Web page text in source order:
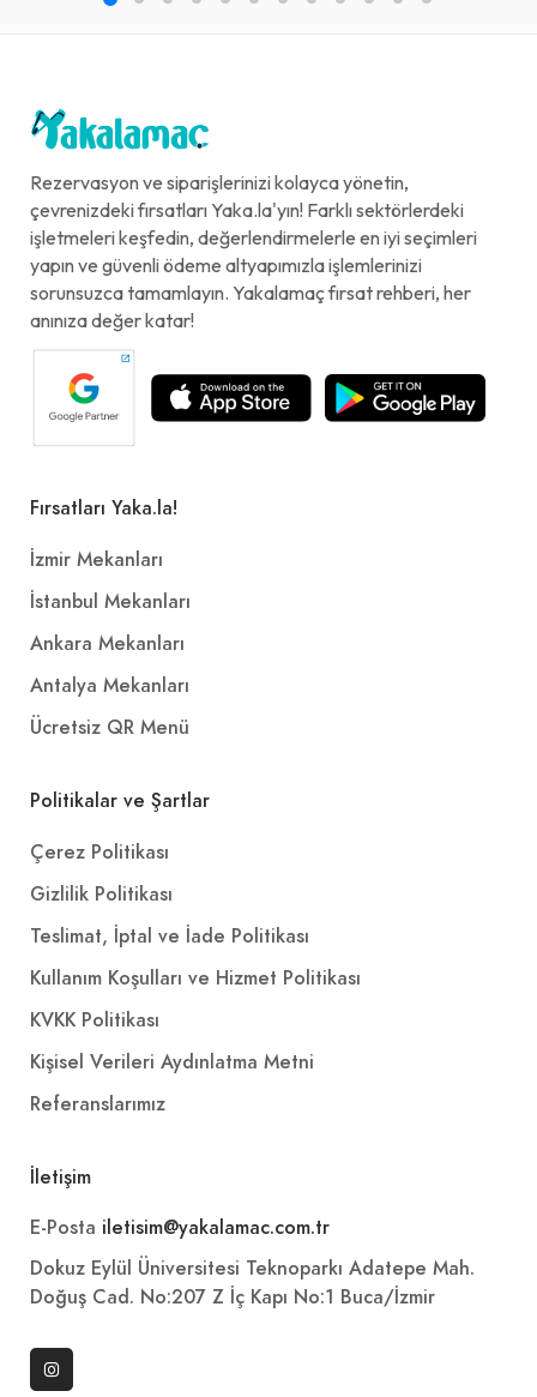
Rezervasyon ve siparişlerinizi kolayca yönetin,
çevrenizdeki fırsatları Yaka.la'yın! Farklı sektörlerdeki
işletmeleri keşfedin, değerlendirmelerle en iyi seçimleri
yapın ve güvenli ödeme altyapımızla işlemlerinizi
sorunsuzca tamamlayın. Yakalamaç fırsat rehberi, her
anınıza değer katar!
Fırsatları Yaka.la!
İzmir Mekanları
İstanbul Mekanları
Ankara Mekanları
Antalya Mekanları
Ücretsiz QR Menü
Politikalar ve Şartlar
Çerez Politikası
Gizlilik Politikası
Teslimat, İptal ve İade Politikası
Kullanım Koşulları ve Hizmet Politikası
KVKK Politikası
Kişisel Verileri Aydınlatma Metni
Referanslarımız
İletişim
E-Posta iletisim@yakalamac.com.tr
Dokuz Eylül Üniversitesi Teknoparkı Adatepe Mah.
Doğuş Cad. No:207 Z İç Kapı No:1 Buca/İzmir